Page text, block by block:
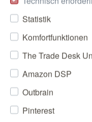
Statistik
Komfortfunktionen
The Trade Desk
Amazon DSP
Outbrain
Pinterest